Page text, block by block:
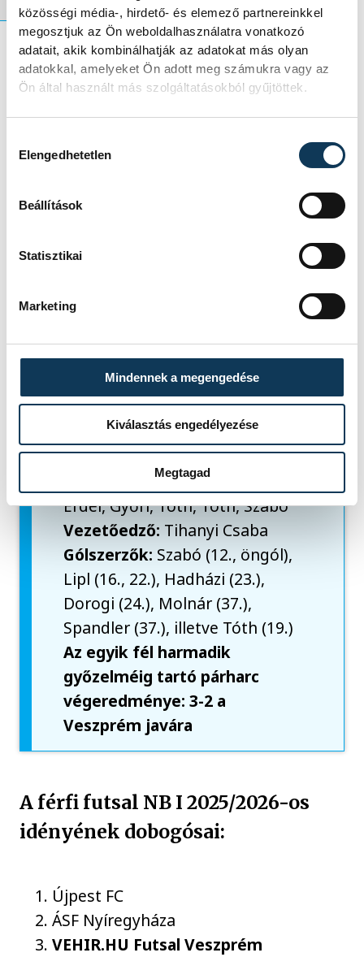
közösségi média-, hirdető- és elemező partnereinkkel
megosztjuk az Ön weboldalhasználatra vonatkozó
adatait, akik kombinálhatják az adatokat más olyan
adatokkal, amelyeket Ön adott meg számukra vagy az
Ön által használt más szolgáltatásokból gyűjtöttek.
Elengedhetetlen
Beállítások
Statisztikai
Marketing
Mindennek a megengedése
Kiválasztás engedélyezése
Megtagad
Férfi futsal NB I, a 3. helyért, 5.
mérkőzés:
DEAC 7-1 (2-1)
sportcsarnok. Vezette: Zimonyi
VEHIR.HU Futsal Veszprém:
Fellembek, Lipl
Juhász, Knizs, Molnár, Dróth,
Balogh, Bognár, Vér
Vezetőedző:Marko Perics
DEAC:Soczó – Krajnyák, Lévai,
Ricardo, Caique
Faragó, Elek, Erdei, Vass,
Erdei, Győri, Tóth, Tóth, Szabó
Vezetőedző: Tihanyi Csaba
Gólszerzők: Szabó (12., öngól),
Lipl (16., 22.), Hadházi (23.),
Dorogi (24.), Molnár (37.),
Spandler (37.), illetve Tóth (19.)
Az egyik fél harmadik
győzelméig tartó párharc
végeredménye: 3-2 a
Veszprém javára
A férfi futsal NB I 2025/2026-os
idényének dobogósai:
Újpest FC
ÁSF Nyíregyháza
VEHIR.HU Futsal Veszprém